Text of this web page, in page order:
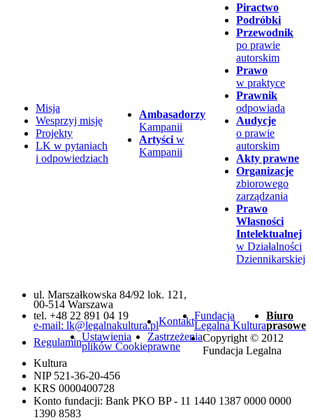
Misja
Wesprzyj misję
Projekty
LK w pytaniach
i odpowiedziach
Ambasadorzy
Kampanii
Artyści w
Kampanii
Piractwo
Podróbki
Przewodnik
po prawie
autorskim
Prawo
w praktyce
Prawnik
odpowiada
Audycje
o prawie
autorskim
Akty prawne
Organizacje
zbiorowego
zarządzania
Prawo
Własności
Intelektualnej
w Działalności
Dziennikarskiej
ul. Marszałkowska 84/92 lok. 121,
00-514 Warszawa
tel. +48 22 891 04 19
e-mail: lk@legalnakultura.plKontaktFundacja
Legalna Kultura
Biuro
prasowe
RegulaminUstawienia
plików Cookie
Zastrzeżenia
prawne
Copyright © 2012
Fundacja Legalna
Kultura
NIP 521-36-20-456
KRS 0000400728
Konto fundacji: Bank PKO BP - 11 1440 1387 0000 0000
1390 8583